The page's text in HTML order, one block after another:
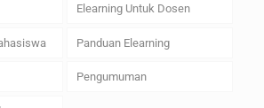
Elearning Untuk Dosen
Panduan Elearning
Pengumuman